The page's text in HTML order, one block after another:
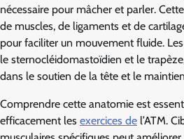
nécessaire pour mâcher et parler.
de muscles, de ligaments et de
pour faciliter un mouvement fluide.
le sternocléidomastoïdien et le
dans le soutien de la tête et le
Comprendre cette anatomie est
efficacement les exercices de l’ATM.